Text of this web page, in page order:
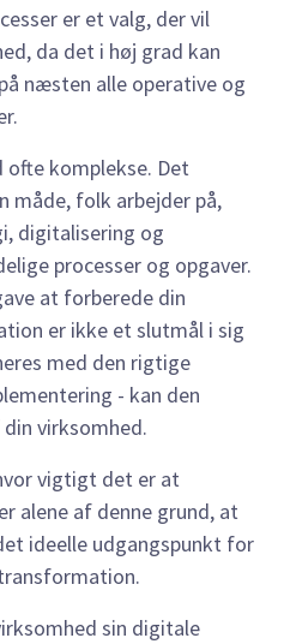
er et valg, der vil
da det i høj grad kan
næsten alle operative og
ofte komplekse. Det
måde, folk arbejder på,
digitalisering og
processer og opgaver.
at forberede din
er ikke et slutmål i sig
med den rigtige
- kan den
virksomhed.
vigtigt det er at
alene af denne grund, at
ideelle udgangspunkt for
sin digitale